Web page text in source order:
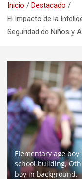
Inicio
Destacado
El Impacto de la
Seguridad de Niños y
Elementary age
school building,
boy in background.